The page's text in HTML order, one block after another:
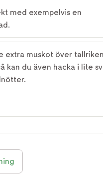
med exempelvis en
extra muskot över
kan du även hacka i lite